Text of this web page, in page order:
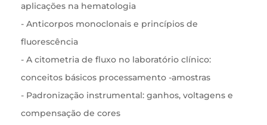
aplicações na hematologia
- Anticorpos monoclonais e princípios de
fluorescência
- A citometria de fluxo no laboratório clínico:
conceitos básicos processamento -amostras
- Padronização instrumental: ganhos, voltagens e
compensação de cores